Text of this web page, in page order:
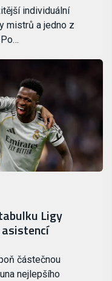
individuální
mistrů a jedno z
Ligy
částečnou
nejlepšího